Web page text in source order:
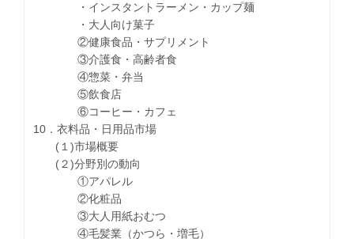
・インスタントラーメン・カップ麺
・大人向け菓子
②健康食品・サプリメント
③介護食・高齢者食
④惣菜・弁当
⑤飲食店
⑥コーヒー・カフェ
10．衣料品・日用品市場
(１)市場概要
(２)分野別の動向
①アパレル
②化粧品
③大人用紙おむつ
④毛髪業（かつら・増毛）